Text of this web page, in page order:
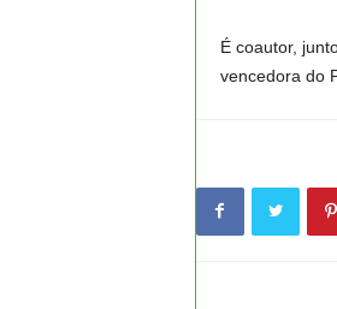
É coautor,
vencedora do